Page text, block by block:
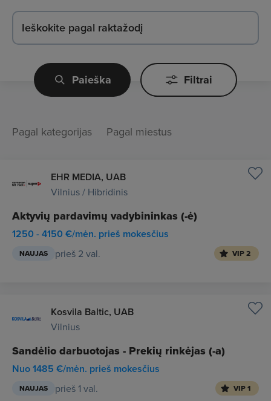
Paieška Filtrai
Pagal kategorijas Pagal miestus
EHR MEDIA, UAB
Vilnius / Hibridinis
Aktyvių pardavimų vadybininkas (-ė)
1250 - 4150 €/mėn. prieš mokesčius
NAUJAS prieš 2 val. VIP 2
Kosvila Baltic, UAB
Vilnius
Sandėlio darbuotojas - Prekių rinkėjas (-a)
Nuo 1485 €/mėn. prieš mokesčius
NAUJAS prieš 1 val. VIP 1